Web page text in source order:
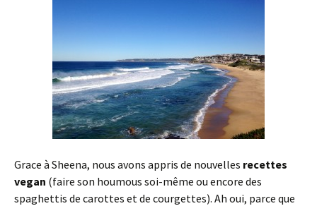
Grace à Sheena, nous avons appris de nouvelles recettes
vegan (faire son houmous soi-même ou encore des
spaghettis de carottes et de courgettes). Ah oui, parce que